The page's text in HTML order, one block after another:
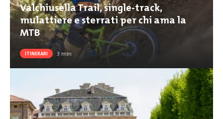
Valchiusella Trail, single-track,
mulattiere e sterrati per chi ama la
MTB
ITINERARI 3 min